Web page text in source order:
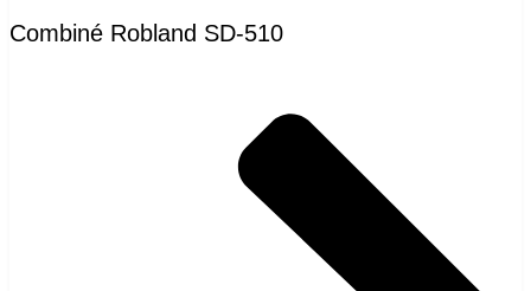
Combiné Robland SD-510